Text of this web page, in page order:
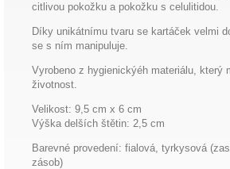
citlivou pokožku a pokožku s celulitidou.
Díky unikátnímu tvaru se kartáček velmi
se s ním manipuluje.
Vyrobeno z hygienickýéh materiálu, který
životnost.
Velikost: 9,5 cm x 6 cm
Výška delších štětin: 2,5 cm
Barevné provedení: fialová, tyrkysová
zásob)